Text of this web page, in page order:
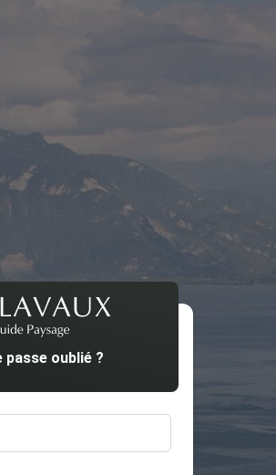
passe oublié ?